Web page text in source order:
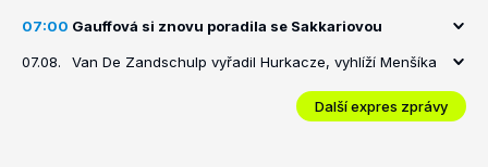
07:00 Gauffová si znovu poradila se Sakkariovou
07.08. Van De Zandschulp vyřadil Hurkacze, vyhlíží Menšíka
Další expres zprávy